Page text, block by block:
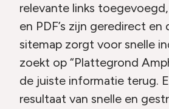
relevante links toegevoegd,
en PDF’s zijn geredirect en
sitemap zorgt voor snelle
zoekt op “Plattegrond
de juiste informatie terug.
resultaat van snelle en